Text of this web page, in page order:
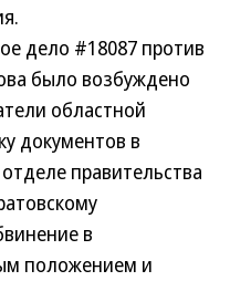
дело #18087 против
было возбуждено
областной
документов в
правительства
в
положением и